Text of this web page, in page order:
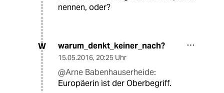
nennen, oder?
W warum_denkt_keiner_nach?
15.05.2016, 20:25 Uhr
@Arne Babenhauserheide:
Europäerin ist der Oberbegriff.